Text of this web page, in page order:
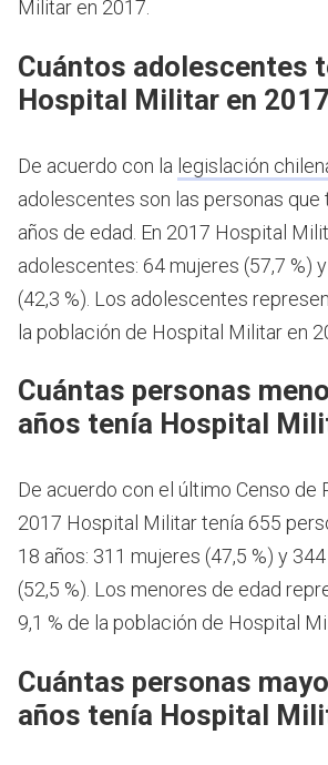
Militar en 2017.
Cuántos adolescentes
Hospital Militar en 2017
De acuerdo con la legislación
adolescentes son las personas que
años de edad. En 2017 Hospital
adolescentes: 64 mujeres (57,7 %)
(42,3 %). Los adolescentes
la población de Hospital Militar en
Cuántas personas
años tenía Hospital
De acuerdo con el último Censo de
2017 Hospital Militar tenía 655
18 años: 311 mujeres (47,5 %) y
(52,5 %). Los menores de edad
9,1 % de la población de Hospital
Cuántas personas
años tenía Hospital